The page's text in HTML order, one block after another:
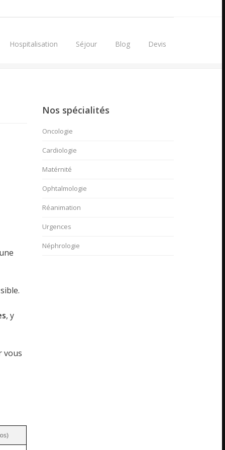
Hospitalisation Séjour Blog Devis
, y
vous
Nos spécialités
Oncologie
Cardiologie
Matérnité
Ophtalmologie
Réanimation
Urgences
Néphrologie